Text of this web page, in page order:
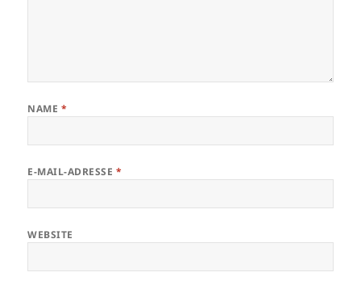
NAME *
E-MAIL-ADRESSE *
WEBSITE